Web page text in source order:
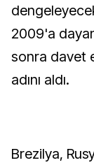
2009'a
sonra davet
adını aldı.
Brezilya,